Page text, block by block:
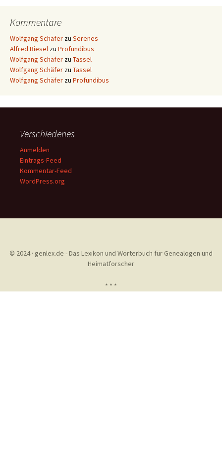
Kommentare
Wolfgang Schäfer zu Serenes
Alfred Biesel zu Profundibus
Wolfgang Schäfer zu Tassel
Wolfgang Schäfer zu Tassel
Wolfgang Schäfer zu Profundibus
Verschiedenes
Anmelden
Eintrags-Feed
Kommentar-Feed
WordPress.org
© 2024 · genlex.de - Das Lexikon und Wörterbuch für Genealogen und
Heimatforscher
* * *